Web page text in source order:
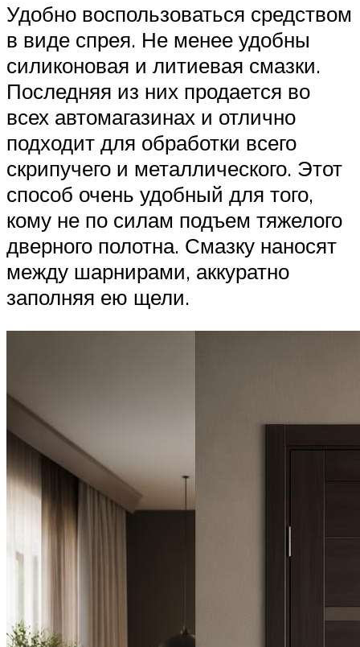
Удобно воспользоваться средством
в виде спрея. Не менее удобны
силиконовая и литиевая смазки.
Последняя из них продается во
всех автомагазинах и отлично
подходит для обработки всего
скрипучего и металлического. Этот
способ очень удобный для того,
кому не по силам подъем тяжелого
дверного полотна. Смазку наносят
между шарнирами, аккуратно
заполняя ею щели.